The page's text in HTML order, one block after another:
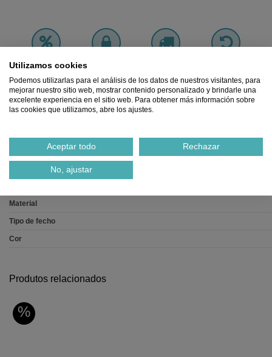
PreçoMÍNIMO
Pagamento 100%
Ref. 2575385300000
Notificar-me quando estiver disponível
Dados do produto
Material
Tipo de fecho
Cor
Produtos relacionados
%
Utilizamos cookies
Podemos utilizarlas para el análisis de los datos de nuestros visitantes, para
mejorar nuestro sitio web, mostrar contenido personalizado y brindarle una
excelente experiencia en el sitio web. Para obtener más información sobre
las cookies que utilizamos, abre los ajustes.
Aceptar todo Rechazar
No, ajustar